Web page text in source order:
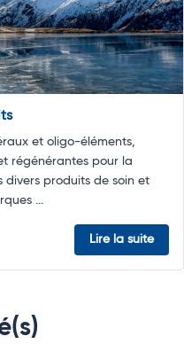
et oligo-éléments,
régénérantes pour la
divers produits de soin et
...
Lire la suite